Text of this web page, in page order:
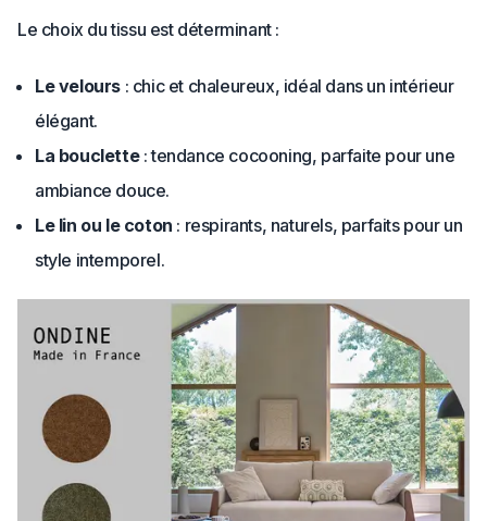
Le choix du tissu est déterminant :
Le velours : chic et chaleureux, idéal dans un intérieur
élégant.
La bouclette: tendance cocooning, parfaite pour une
ambiance douce.
Le lin ou le coton : respirants, naturels, parfaits pour un
style intemporel.